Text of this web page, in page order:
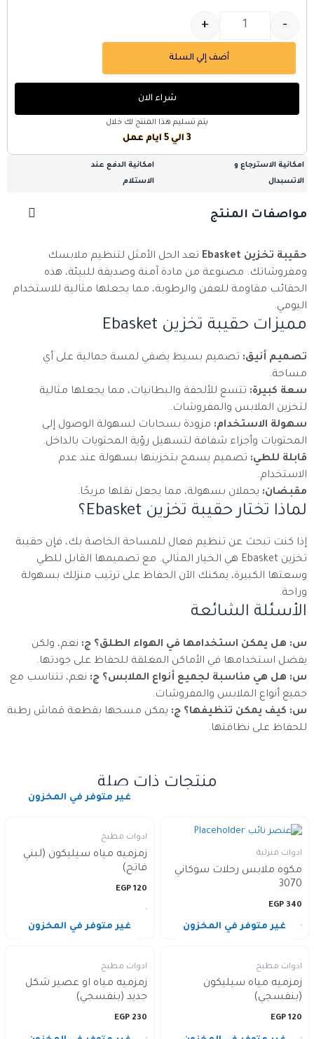
-
+
أضف إلي السلة
شراء الان
يتم تسليم هذا المنتج لك خلال
3 الي 5 ايام عمل
امكانية الاسترجاع و
الاتسبدال
امكانية الدفع عند
الاستلام
مواصفات المنتج
حقيبة تخزين Ebasket
تعد الحل الأمثل لتنظيم ملابسك
ومفروشاتك. مصنوعة من مادة آمنة وصديقة للبيئة، هذه
الحقائب مقاومة للعفن والرطوبة، مما يجعلها مثالية للاستخدام
اليومي.
مميزات حقيبة تخزين Ebasket
تصميم أنيق: تصميم بسيط يضفي لمسة جمالية على أي
مساحة.
سعة كبيرة: تتسع للألحفة والبطانيات، مما يجعلها مثالية
لتخزين الملابس والمفروشات.
سهولة الاستخدام: مزودة بسحابات لسهولة الوصول إلى
المحتويات وأجزاء شفافة لتسهيل رؤية المحتويات بالداخل.
قابلة للطي: تصميم يسمح بتخزينها بسهولة عند عدم
الاستخدام.
مقبضان: يحملان بسهولة، مما يجعل نقلها مريحًا.
لماذا تختار حقيبة تخزين Ebasket؟
إذا كنت تبحث عن تنظيم فعال للمساحة الخاصة بك، فإن حقيبة
تخزين Ebasket هي الخيار المثالي. مع تصميمها القابل للطي
وسعتها الكبيرة، يمكنك الآن الحفاظ على ترتيب منزلك بسهولة
وراحة.
الأسئلة الشائعة
س: هل يمكن استخدامها في الهواء الطلق؟ ج: نعم، ولكن
يفضل استخدامها في الأماكن المغلقة للحفاظ على جودتها.
س: هل هي مناسبة لجميع أنواع الملابس؟ ج: نعم، تتناسب مع
جميع أنواع الملابس والمفروشات.
س: كيف يمكن تنظيفها؟ ج: يمكن مسحها بقطعة قماش رطبة
للحفاظ على نظافتها.
منتجات ذات صلة
ادوات منزلية
مكوه ملابس رحلات سوكاني
3070
340
EGP
غير متوفر في المخزون
ادوات مطبخ
زمزميه مياه سيليكون (لبني
فاتح)
120
EGP
غير متوفر في المخزون
ادوات مطبخ
زمزميه مياه سيليكون
(بنفسجي)
120
EGP
غير متوفر في المخزون
ادوات مطبخ
زمزميه مياه او عصير شكل
جديد (بنفسجي)
230
EGP